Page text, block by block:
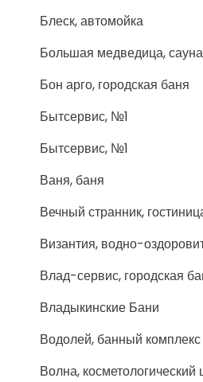
Блеск, автомойка
Большая медведица, сауна
Бон арго, городская баня
Бытсервис, №1
Бытсервис, №1
Ваня, баня
Вечный странник,
Византия, водно-
Влад-сервис, городская
Владыкинские Бани
Водолей, банный комплекс
Волна, косметологический